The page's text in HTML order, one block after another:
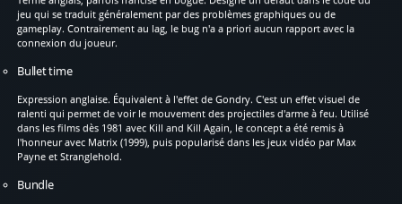
jeu qui se traduit généralement par des problèmes graphiques ou de
gameplay. Contrairement au lag, le bug n'a a priori aucun rapport avec la
connexion du joueur.
Bullet time
Expression anglaise. Équivalent à l'effet de Gondry. C'est un effet visuel de
ralenti qui permet de voir le mouvement des projectiles d'arme à feu. Utilisé
dans les films dès 1981 avec Kill and Kill Again, le concept a été remis à
l'honneur avec Matrix (1999), puis popularisé dans les jeux vidéo par Max
Payne et Stranglehold.
Bundle